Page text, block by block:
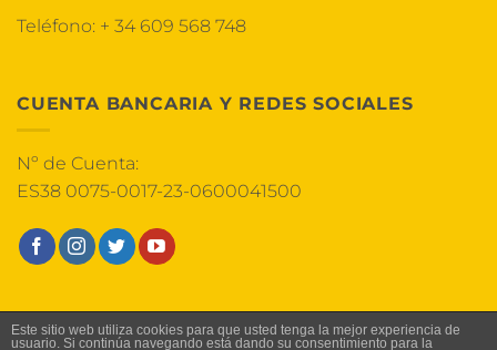
Teléfono: + 34 609 568 748
CUENTA BANCARIA Y REDES SOCIALES
Nº de Cuenta:
ES38 0075-0017-23-0600041500
HOME AVISO LEGAL
TÉRMINOS Y CONDICIONES
POLÍTICA DE COOKIES
POLÍTICA DE PRIVACIDAD
Este sitio web utiliza cookies para que usted tenga la mejor experiencia de
usuario. Si continúa navegando está dando su consentimiento para la